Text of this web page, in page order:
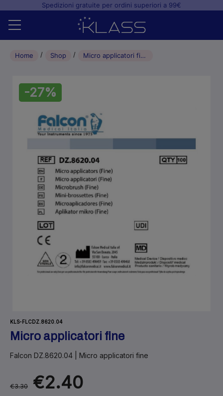
Spedizioni gratuite per ordini superiori a 99€
Home
Studio odontoiatrico
Laboratorio odontotecnico
Home Shop Micro applicatori fine
-27%
KLS-FLCDZ.8620.04
Micro applicatori fine
Falcon DZ.8620.04 | Micro applicatori fine
€3.30 €2.40